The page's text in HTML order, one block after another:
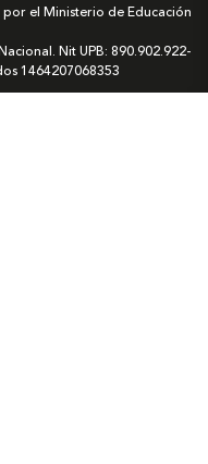
el Ministerio de Educación
Nit UPB: 890.902.922-
1464207068353